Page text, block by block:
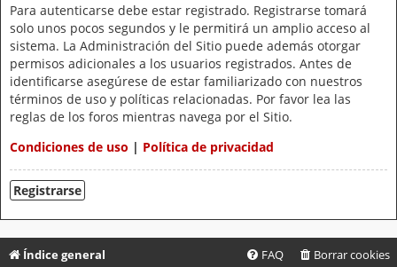
Para autenticarse debe estar registrado. Registrarse tomará
solo unos pocos segundos y le permitirá un amplio acceso al
sistema. La Administración del Sitio puede además otorgar
permisos adicionales a los usuarios registrados. Antes de
identificarse asegúrese de estar familiarizado con nuestros
términos de uso y políticas relacionadas. Por favor lea las
reglas de los foros mientras navega por el Sitio.
Condiciones de uso | Política de privacidad
Registrarse
Índice general Borrar cookies
FAQ